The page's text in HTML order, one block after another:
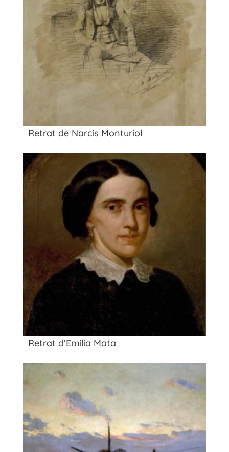
Retrat de Narcís Monturiol
Retrat d’Emília Mata